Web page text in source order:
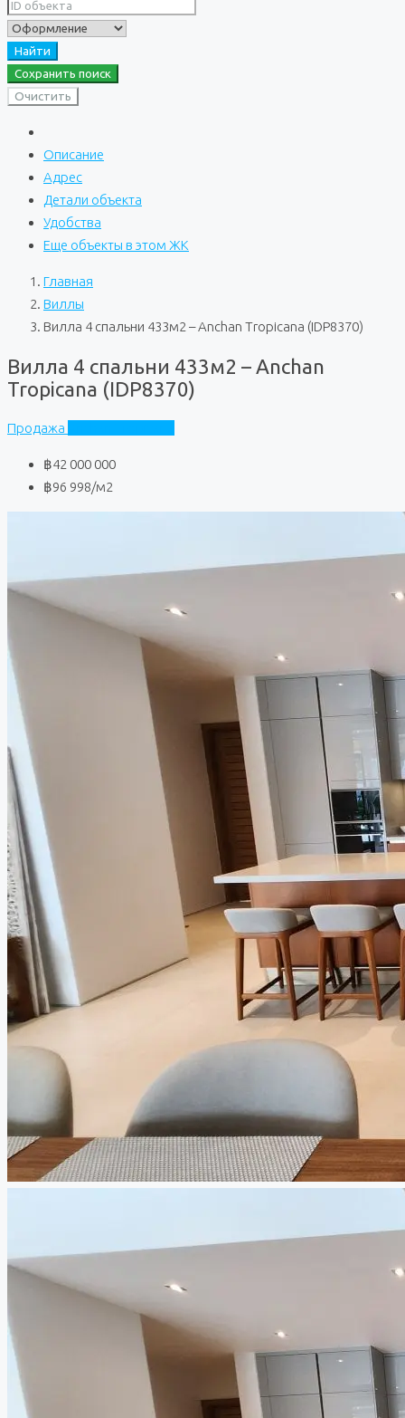
Найти
Сохранить поиск
Очистить
Описание
Адрес
Детали объекта
Удобства
Еще объекты в этом ЖК
Главная
Виллы
Вилла 4 спальни 433м2 – Anchan Tropicana (IDP8370)
Вилла 4 спальни 433м2 – Anchan
Tropicana (IDP8370)
Продажа
฿42 000 000
฿96 998/м2